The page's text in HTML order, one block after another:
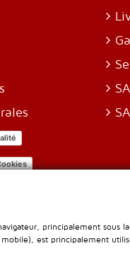
principalement
est principalement